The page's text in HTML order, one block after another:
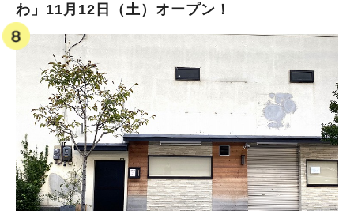
わ」11月12日（土）オープン！